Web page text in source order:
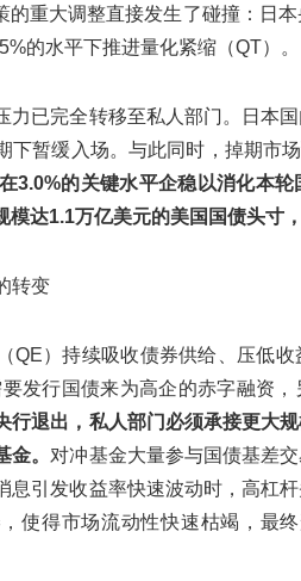
的重大调整直接发生了碰撞：日
的水平下推进量化紧缩（QT）。
力已完全转移至私人部门。日本
下暂缓入场。与此同时，掉期市
3.0%的关键水平企稳以消化本
达1.1万亿美元的美国国债头寸
转变
QE）持续吸收债券供给、压低
要发行国债来为高企的赤字融资
行退出，私人部门必须承接更大
。 对冲基金大量参与国债基差
息引发收益率快速波动时，高杠
使得市场流动性快速枯竭，最